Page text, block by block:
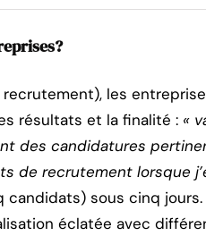
les
résultats et la finalité : «
des candidatures
de recrutement lorsque
sous cinq jours.
éclatée avec